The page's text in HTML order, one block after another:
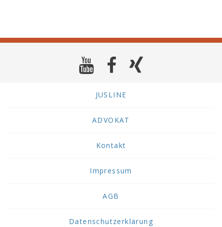
JUSLINE
ADVOKAT
Kontakt
Impressum
AGB
Datenschutzerklärung